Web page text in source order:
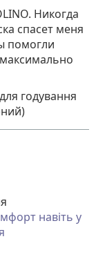
Никогда
спасет меня
помогли
годування
навіть у